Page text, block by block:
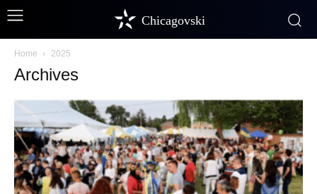
Chicagovski
Home 2025
Archives